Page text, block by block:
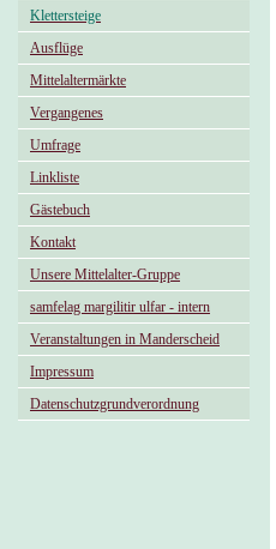
Klettersteige
Ausflüge
Mittelaltermärkte
Vergangenes
Umfrage
Linkliste
Gästebuch
Kontakt
Unsere Mittelalter-Gruppe
samfelag margilitir ulfar - intern
Veranstaltungen in Manderscheid
Impressum
Datenschutzgrundverordnung